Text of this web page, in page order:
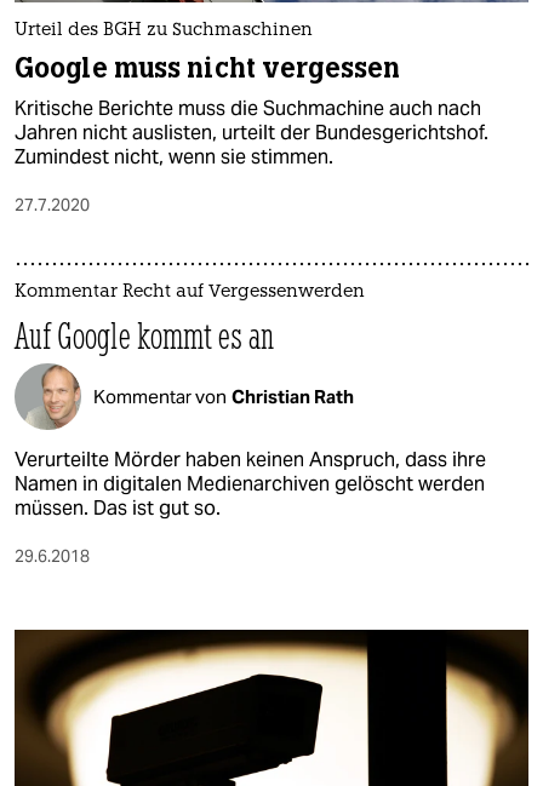
Urteil des BGH zu Suchmaschinen
Google muss nicht vergessen
Kritische Berichte muss die Suchmachine auch nach
Jahren nicht auslisten, urteilt der Bundesgerichtshof.
Zumindest nicht, wenn sie stimmen.
27.7.2020
Kommentar Recht auf Vergessenwerden
Auf Google kommt es an
Kommentar von Christian Rath
Verurteilte Mörder haben keinen Anspruch, dass ihre
Namen in digitalen Medienarchiven gelöscht werden
müssen. Das ist gut so.
29.6.2018